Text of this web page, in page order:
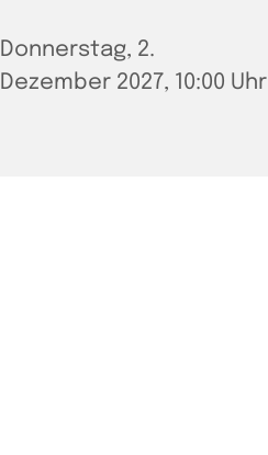
Donnerstag, 2.
Dezember 2027, 10:00 Uhr